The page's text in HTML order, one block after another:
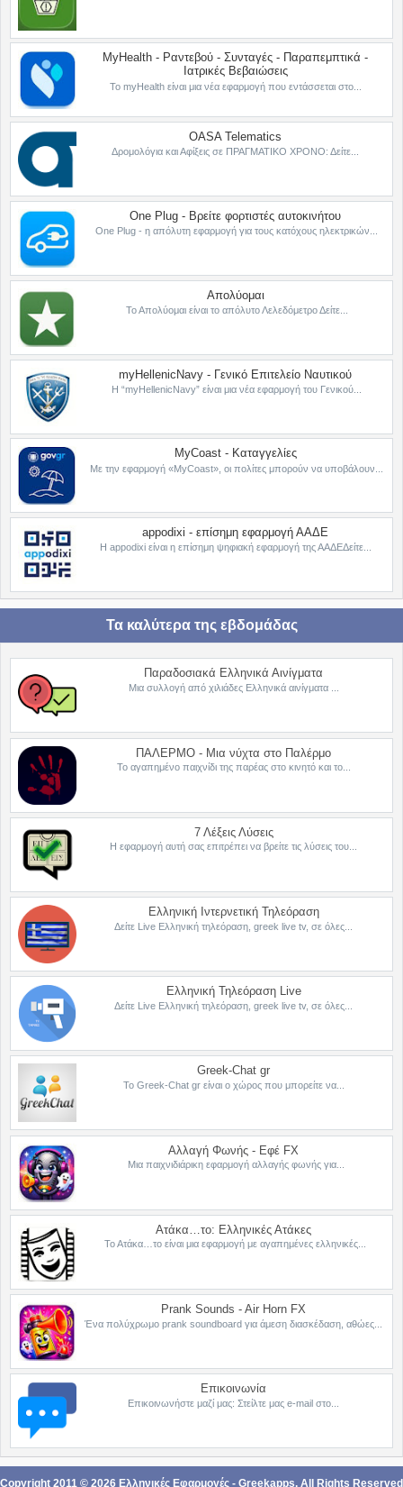
MyHealth - Ραντεβού - Συνταγές - Παραπεμπτικά -
Ιατρικές Βεβαιώσεις
Το myHealth είναι μια νέα εφαρμογή που εντάσσεται στο...
OASA Telematics
Δρομολόγια και Αφίξεις σε ΠΡΑΓΜΑΤΙΚΟ ΧΡΟΝΟ: Δείτε...
One Plug - Βρείτε φορτιστές αυτοκινήτου
One Plug - η απόλυτη εφαρμογή για τους κατόχους ηλεκτρικών...
Απολύομαι
Το Απολύομαι είναι το απόλυτο Λελεδόμετρο Δείτε...
myHellenicNavy - Γενικό Επιτελείο Ναυτικού
Η “myHellenicNavy” είναι μια νέα εφαρμογή του Γενικού...
MyCoast - Καταγγελίες
Με την εφαρμογή «MyCoast», οι πολίτες μπορούν να υποβάλουν...
appodixi - επίσημη εφαρμογή ΑΑΔΕ
Η appodixi είναι η επίσημη ψηφιακή εφαρμογή της ΑΑΔΕΔείτε...
Τα καλύτερα της εβδομάδας
Παραδοσιακά Ελληνικά Αινίγματα
Μια συλλογή από χιλιάδες Ελληνικά αινίγματα ...
ΠΑΛΕΡΜΟ - Μια νύχτα στο Παλέρμο
Το αγαπημένο παιχνίδι της παρέας στο κινητό και το...
7 Λέξεις Λύσεις
Η εφαρμογή αυτή σας επιτρέπει να βρείτε τις λύσεις του...
Ελληνική Ιντερνετική Τηλεόραση
Δείτε Live Ελληνική τηλεόραση, greek live tv, σε όλες...
Ελληνική Τηλεόραση Live
Δείτε Live Ελληνική τηλεόραση, greek live tv, σε όλες...
Greek-Chat gr
Το Greek-Chat gr είναι ο χώρος που μπορείτε να...
Αλλαγή Φωνής - Εφέ FX
Μια παιχνιδιάρικη εφαρμογή αλλαγής φωνής για...
Ατάκα…το: Ελληνικές Ατάκες
Το Ατάκα…το είναι μια εφαρμογή με αγαπημένες ελληνικές...
Prank Sounds - Air Horn FX
Ένα πολύχρωμο prank soundboard για άμεση διασκέδαση, αθώες...
Επικοινωνία
Επικοινωνήστε μαζί μας: Στείλτε μας e-mail στο...
Copyright 2011 © 2026 Ελληνικές Εφαρμογές - Greekapps. All Rights Reserved